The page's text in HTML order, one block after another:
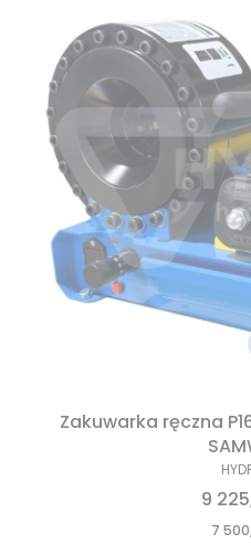
Zakuwarka ręczna
9
7